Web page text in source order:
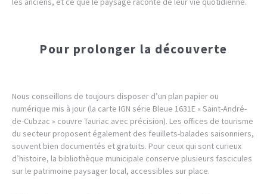
Pour prolonger la découverte
Nous conseillons de toujours disposer d’un plan papier ou
numérique mis à jour (la carte IGN série Bleue 1631E « Saint-André-
de-Cubzac » couvre Tauriac avec précision). Les offices de tourisme
du secteur proposent également des feuillets-balades saisonniers,
souvent bien documentés et gratuits. Pour ceux qui sont curieux
d’histoire, la bibliothèque municipale conserve plusieurs fascicules
sur le patrimoine paysager local, accessibles sur place.